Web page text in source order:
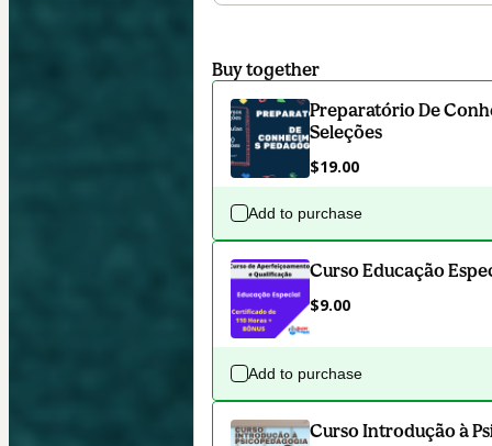
Buy together
Preparatório De
Seleções
$19.00
Add to purchase
Curso Educação
$9.00
Add to purchase
Curso Introdução à